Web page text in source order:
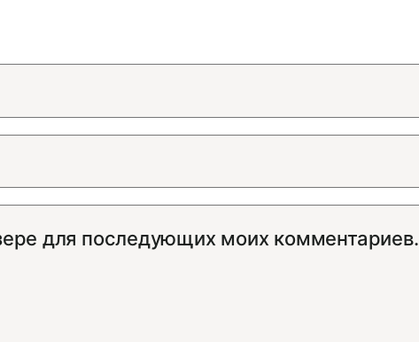
для последующих моих комментариев.